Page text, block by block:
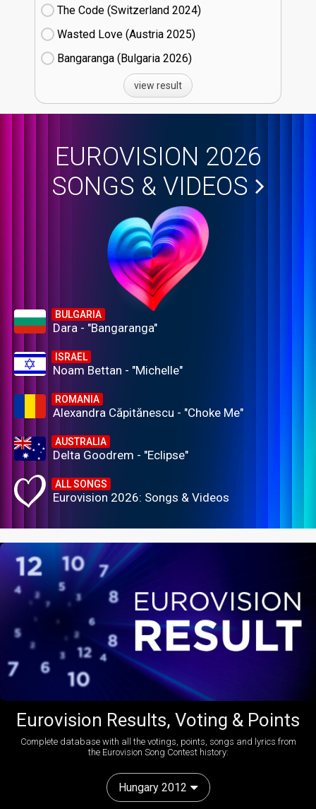
The Code (Switzerland
24)
Wasted Love (Austria
25)
Bangaranga (Bulgaria
26)
view result
EUROVISION 2026
SONGS & VIDEOS
BULGARIA
Dara - "Bangaranga"
ISRAEL
Noam Bettan - "Michelle"
ROMANIA
Alexandra Căpitănescu - "Choke Me"
AUSTRALIA
Delta Goodrem - "Eclipse"
ALL SONGS
Eurovision 2026: Songs & Videos
Eurovision Results, Voting & Points
Complete database with all the votings, points, songs and lyrics from
the Eurovision Song Contest history:
Hungary 2012